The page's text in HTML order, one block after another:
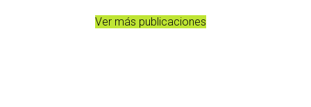
Ver más publicaciones